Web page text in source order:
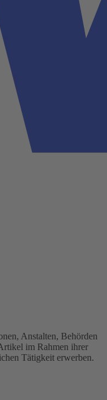
Anstalten, Behörden
im Rahmen ihrer
Tätigkeit erwerben.